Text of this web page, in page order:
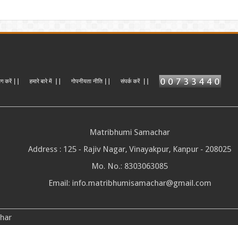
करें || हमारे बारे में || गोपनीयता नीति || संपर्क करें ||
Matribhumi Samachar
Address : 125 - Rajiv Nagar, Vinayakpur, Kanpur - 208025
Mo. No.: 8303063085
Email: info.matribhumisamachar@gmail.com